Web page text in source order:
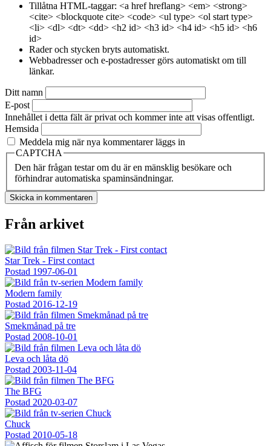
Tillåtna HTML-taggar: <a href hreflang> <em> <strong>
<cite> <blockquote cite> <code> <ul type> <ol start type>
<li> <dl> <dt> <dd> <h2 id> <h3 id> <h4 id> <h5 id> <h6
id>
Rader och stycken bryts automatiskt.
Webbadresser och e-postadresser görs automatiskt om till
länkar.
Ditt namn
E-post
Innehållet i detta fält är privat och kommer inte att visas offentligt.
Hemsida
Meddela mig när nya kommentarer läggs in
CAPTCHA
Den här frågan testar om du är en mänsklig besökare och
förhindrar automatiska spaminsändningar.
Från arkivet
Star Trek - First contact
Postad 1997-06-01
Modern family
Postad 2016-12-19
Smekmånad på tre
Postad 2008-10-01
Leva och låta dö
Postad 2003-11-04
The BFG
Postad 2020-03-07
Chuck
Postad 2010-05-18